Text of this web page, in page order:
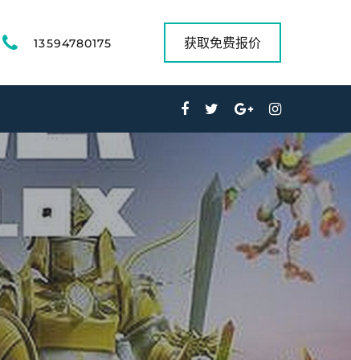
13594780175 获取免费报价